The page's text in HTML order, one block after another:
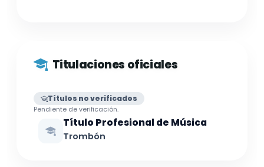
Titulaciones oficiales
Títulos no verificados
Pendiente de verificación.
Título Profesional de Música
Trombón